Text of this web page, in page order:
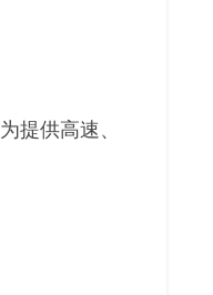
提供高速、